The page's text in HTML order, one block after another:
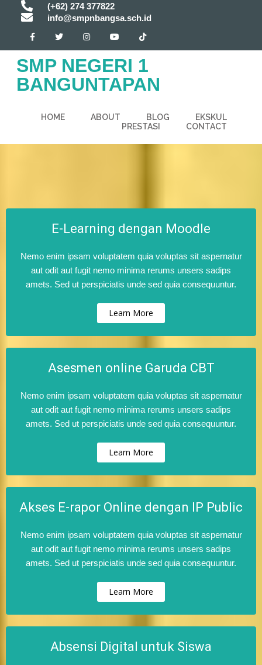
(+62) 274 377822
info@smpnbangsa.sch.id
SMP NEGERI 1
BANGUNTAPAN
HOME ABOUT BLOG
EKSKUL
PRESTASI
CONTACT
E-Learning dengan Moodle
Nemo enim ipsam voluptatem quia voluptas sit aspernatur
aut odit aut fugit nemo minima rerums unsers sadips
amets. Sed ut perspiciatis unde sed quia consequuntur.
Learn More
Asesmen online Garuda CBT
Nemo enim ipsam voluptatem quia voluptas sit aspernatur
aut odit aut fugit nemo minima rerums unsers sadips
amets. Sed ut perspiciatis unde sed quia consequuntur.
Learn More
Akses E-rapor Online dengan IP Public
Nemo enim ipsam voluptatem quia voluptas sit aspernatur
aut odit aut fugit nemo minima rerums unsers sadips
amets. Sed ut perspiciatis unde sed quia consequuntur.
Learn More
Absensi Digital untuk Siswa